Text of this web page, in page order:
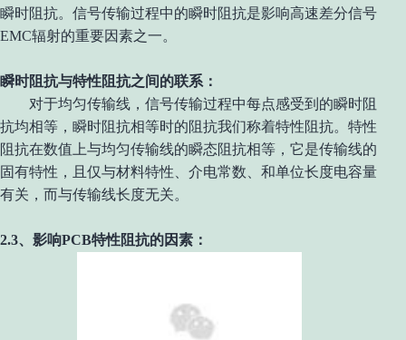
瞬时阻抗。信号传输过程中的瞬时阻抗是影响高速差分信号
EMC辐射的重要因素之一。
瞬时阻抗与特性阻抗之间的联系：
对于均匀传输线，信号传输过程中每点感受到的瞬时阻
抗均相等，瞬时阻抗相等时的阻抗我们称着特性阻抗。特性
阻抗在数值上与均匀传输线的瞬态阻抗相等，它是传输线的
固有特性，且仅与材料特性、介电常数、和单位长度电容量
有关，而与传输线长度无关。
2.3、影响PCB特性阻抗的因素：